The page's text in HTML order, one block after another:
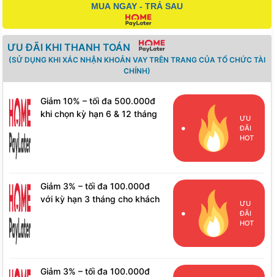
MUA NGAY - TRẢ SAU
ƯU ĐÃI KHI THANH TOÁN
(SỬ DỤNG KHI XÁC NHẬN KHOẢN VAY TRÊN TRANG CỦA TỔ CHỨC TÀI
CHÍNH)
Giảm 10% – tối đa 500.000đ
khi chọn kỳ hạn 6 & 12 tháng
ƯU
ĐÃI
HOT
Giảm 3% – tối đa 100.000đ
với kỳ hạn 3 tháng cho khách
ƯU
ĐÃI
HOT
Giảm 3% – tối đa 100.000đ